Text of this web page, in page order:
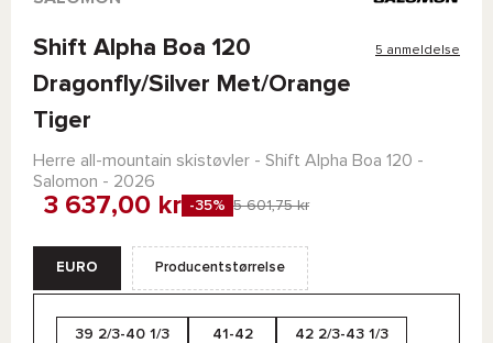
Shift Alpha Boa 120
Dragonfly/Silver Met/Orange
Tiger
5 anmeldelse
Herre all-mountain skistøvler - Shift Alpha Boa 120 -
Salomon - 2026
3 637,00 kr -35% 5 601,75 kr
EURO Producentstørrelse
39 2/3-40 1/3 41-42 42 2/3-43 1/3